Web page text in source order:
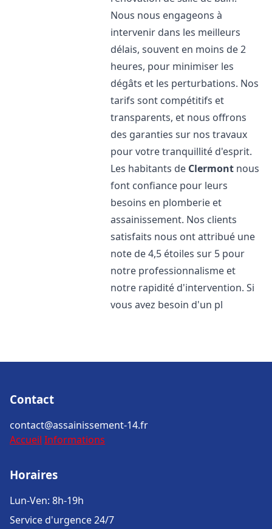
Nous nous engageons à
intervenir dans les meilleurs
délais, souvent en moins de 2
heures, pour minimiser les
dégâts et les perturbations. Nos
tarifs sont compétitifs et
transparents, et nous offrons
des garanties sur nos travaux
pour votre tranquillité d'esprit.
Les habitants de Clermont nous
font confiance pour leurs
besoins en plomberie et
assainissement. Nos clients
satisfaits nous ont attribué une
note de 4,5 étoiles sur 5 pour
notre professionnalisme et
notre rapidité d'intervention. Si
vous avez besoin d'un pl
Contact
contact@assainissement-14.fr
Accueil Informations
Horaires
Lun-Ven: 8h-19h
Service d'urgence 24/7